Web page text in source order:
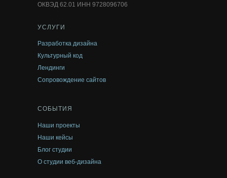
УСЛУГИ
Разработка дизайна
Культурный код
Лендинги
Сопровождение сайтов
СОБЫТИЯ
Наши проекты
Наши кейсы
Блог студии
О студии веб-дизайна
ОКВЭД 62.01 ИНН 9728096706